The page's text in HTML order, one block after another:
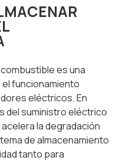
es una
funcionamiento
eléctricos. En
del suministro eléctrico
la degradación
de almacenamiento
tanto para